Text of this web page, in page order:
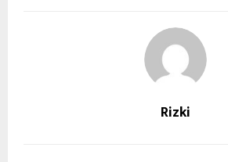
Rizki